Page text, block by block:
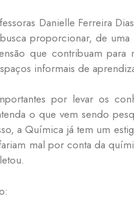
Danielle Ferreira
proporcionar, de uma
que contribuam
informais de
por levar os
o que vem sendo
a Química já tem um
mal por conta da